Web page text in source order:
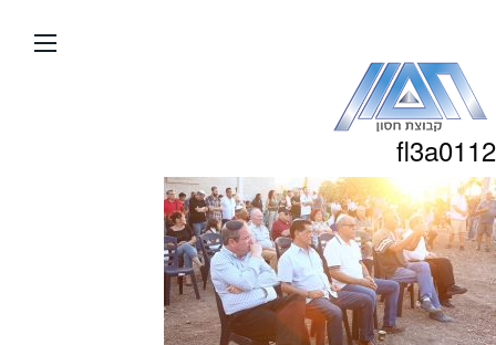
העמוד
fl3a0112